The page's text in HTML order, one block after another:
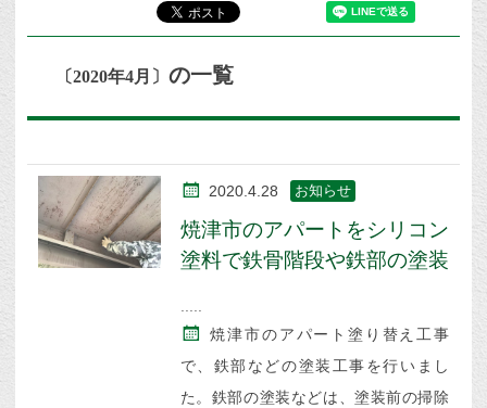
〔2020年4月〕の一覧
2020.4.28 お知らせ
焼津市のアパートをシリコン
塗料で鉄骨階段や鉄部の塗装
焼津市のアパート塗り替え工事
で、鉄部などの塗装工事を行いまし
た。鉄部の塗装などは、塗装前の掃除